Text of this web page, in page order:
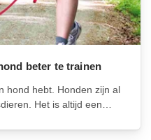
beter te trainen
hond hebt. Honden zijn al
Het is altijd een
op je...